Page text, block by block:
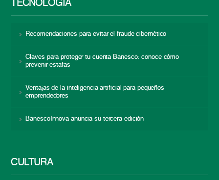
TECNOLOGÍA
Recomendaciones para evitar el fraude cibernético
Claves para proteger tu cuenta Banesco: conoce cómo
prevenir estafas
Ventajas de la inteligencia artificial para pequeños
emprendedores
BanescoInnova anuncia su tercera edición
CULTURA